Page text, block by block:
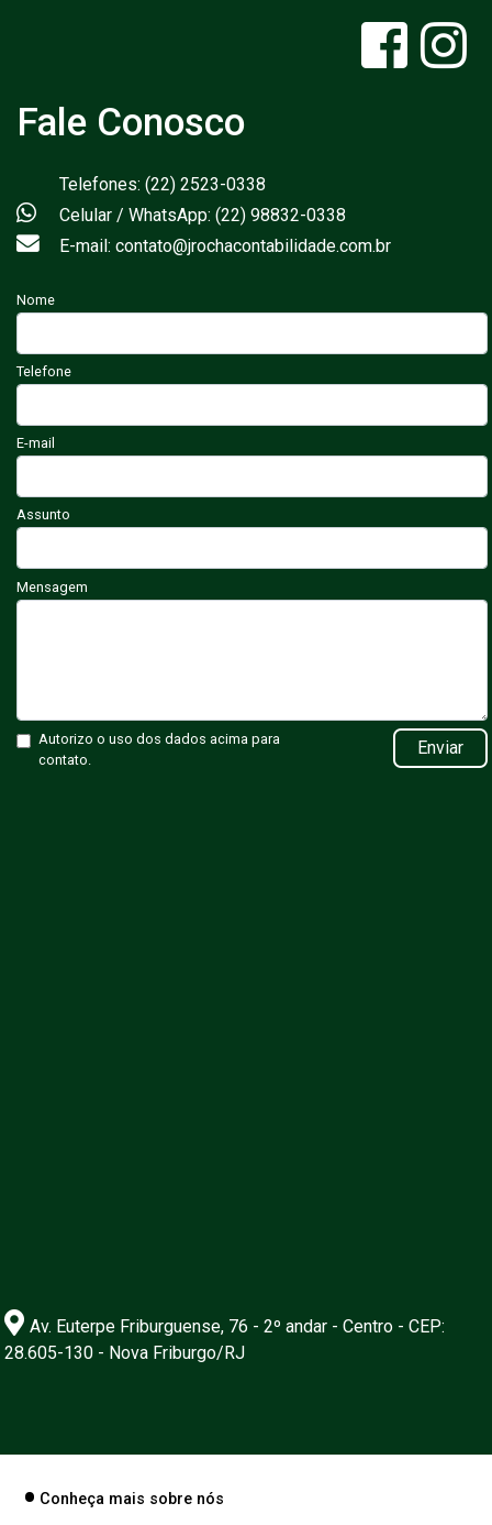
Fale Conosco
Telefones: (22) 2523-0338
Celular / WhatsApp: (22) 98832-0338
E-mail: contato@jrochacontabilidade.com.br
Nome
Telefone
E-mail
Assunto
Mensagem
Autorizo o uso dos dados acima para
contato.
Enviar
Av. Euterpe Friburguense, 76 - 2º andar - Centro - CEP:
28.605-130 - Nova Friburgo/RJ
Conheça mais sobre nós